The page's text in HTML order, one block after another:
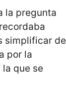
la pregunta
simplificar de
por la
la que se